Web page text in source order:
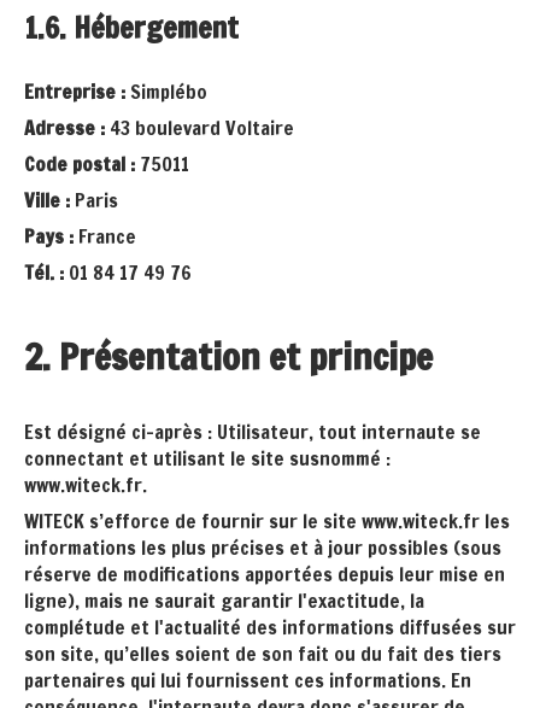
1.6. Hébergement
Entreprise : Simplébo
Adresse : 43 boulevard Voltaire
Code postal : 75011
Ville : Paris
Pays : France
Tél. : 01 84 17 49 76
2. Présentation et principe
Est désigné ci-après : Utilisateur, tout internaute se
connectant et utilisant le site susnommé :
www.witeck.fr.
WITECK s’efforce de fournir sur le site www.witeck.fr les
informations les plus précises et à jour possibles (sous
réserve de modifications apportées depuis leur mise en
ligne), mais ne saurait garantir l'exactitude, la
complétude et l'actualité des informations diffusées sur
son site, qu’elles soient de son fait ou du fait des tiers
partenaires qui lui fournissent ces informations. En